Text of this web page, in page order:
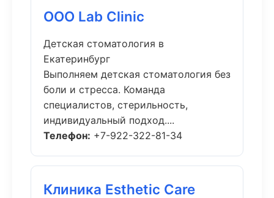
ООО Lab Clinic
Детская стоматология в
Екатеринбург
Выполняем детская стоматология без
боли и стресса. Команда
специалистов, стерильность,
индивидуальный подход....
Телефон: +7-922-322-81-34
Клиника Esthetic Care